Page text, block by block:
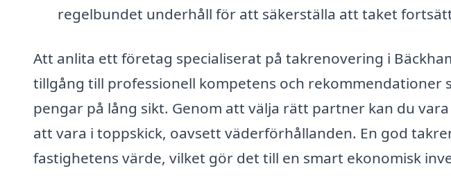
regelbundet underhåll för att säkerställa att taket
Att anlita ett företag specialiserat på takrenovering i
tillgång till professionell kompetens och rekommendationer
pengar på lång sikt. Genom att välja rätt partner kan du
att vara i toppskick, oavsett väderförhållanden. En god
fastighetens värde, vilket gör det till en smart ekonomisk